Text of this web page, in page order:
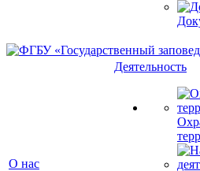
О нас
Деятельность